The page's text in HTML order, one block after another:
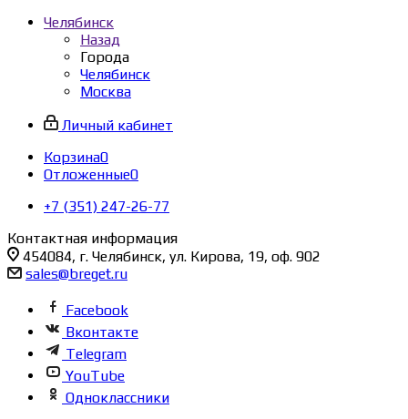
Челябинск
Назад
Города
Челябинск
Москва
Личный кабинет
Корзина0
Отложенные0
+7 (351) 247-26-77
Контактная информация
454084, г. Челябинск, ул. Кирова, 19, оф. 902
sales@breget.ru
Facebook
Вконтакте
Telegram
YouTube
Одноклассники